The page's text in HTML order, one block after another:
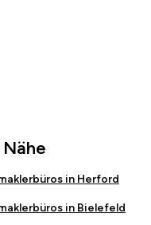
in Herford
in Bielefeld